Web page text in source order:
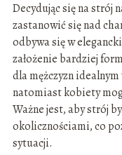
Decydując się na strój
zastanowić się nad
odbywa się w
założenie bardziej
dla mężczyzn
natomiast kobiety
Ważne jest, aby strój
okolicznościami, co
sytuacji.